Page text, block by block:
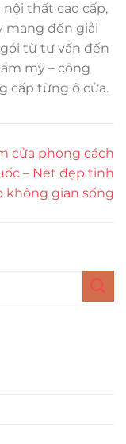
nội thất cao cấp,
mang đến giải
từ tư vấn đến
mỹ – công
cấp từng ô cửa.
cửa phong cách
– Nét đẹp tinh
không gian sống